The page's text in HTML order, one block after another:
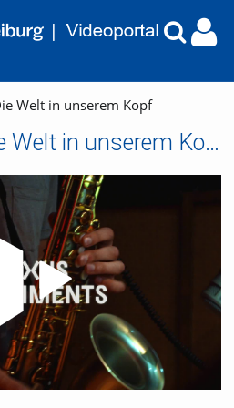
Welt in unserem Kopf
BrAInWorlds: Die Welt in unserem Kopf